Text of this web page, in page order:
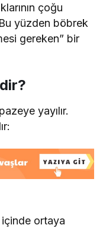
çoğu
yüzden böbrek
gereken” bir
yayılır.
ortaya